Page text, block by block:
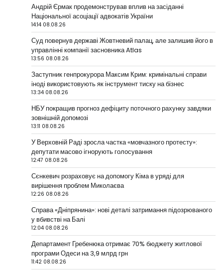
Андрій Єрмак продемонстрував вплив на засіданні
Національної асоціації адвокатів України
14:14 08.08.26
Суд повернув державі Жовтневий палац, але залишив його в
управлінні компанії засновника Atlas
13:56 08.08.26
Заступник генпрокурора Максим Крим: кримінальні справи
іноді використовують як інструмент тиску на бізнес
13:34 08.08.26
НБУ покращив прогноз дефіциту поточного рахунку завдяки
зовнішній допомозі
13:11 08.08.26
У Верховній Раді зросла частка «мовчазного протесту»:
депутати масово ігнорують голосування
12:47 08.08.26
Сєнкевич розраховує на допомогу Кіма в уряді для
вирішення проблем Миколаєва
12:26 08.08.26
Справа «Дніпрянина»: нові деталі затримання підозрюваного
у вбивстві на Балі
12:04 08.08.26
Департамент Гребенюка отримає 70% бюджету житлової
програми Одеси на 3,9 млрд грн
11:42 08.08.26